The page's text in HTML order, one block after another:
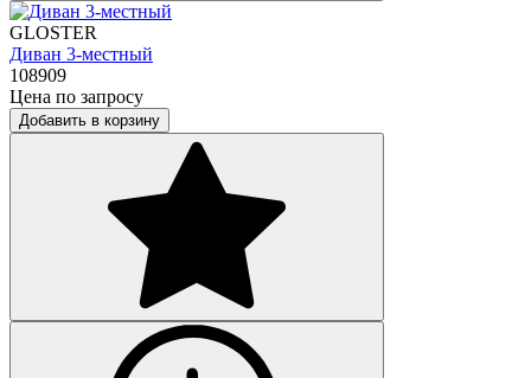
GLOSTER
Диван 3-местный
108909
Цена по запросу
Добавить в корзину